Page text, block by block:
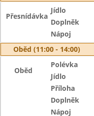
Přesnídávka
Jídlo
Doplněk
Nápoj
Oběd (11:00 - 14:00)
Oběd
Polévka
Jídlo
Příloha
Doplněk
Nápoj